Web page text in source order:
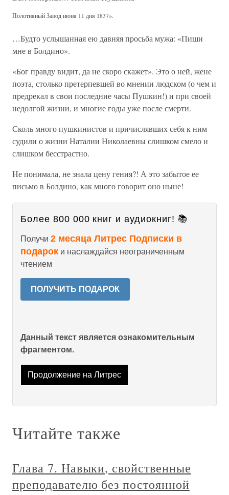
Полотняный Завод июня 11 дня 1837».
…Будто услышанная ею давняя просьба мужа: «Пиши
мне в Болдино».
«Бог правду видит, да не скоро скажет». Это о ней, жене
поэта, столько претерпевшей во мнении людском (о чем и
предрекал в свои последние часы Пушкин!) и при своей
недолгой жизни, и многие годы уже после смерти.
Сколь много пушкинистов и причислявших себя к ним
судили о жизни Наталии Николаевны слишком смело и
слишком бесстрастно.
Не понимала, не знала цену гения?! А это забытое ее
письмо в Болдино, как много говорит оно ныне!
Более 800 000 книг и аудиокниг! 📚
Получи 2 месяца Литрес Подписки в
подарок и наслаждайся неограниченным
чтением
ПОЛУЧИТЬ ПОДАРОК
Данный текст является ознакомительным
фрагментом.
Продолжение на Литрес
Читайте также
Глава 7. Навыки, свойственные
преподавателю без постоянной